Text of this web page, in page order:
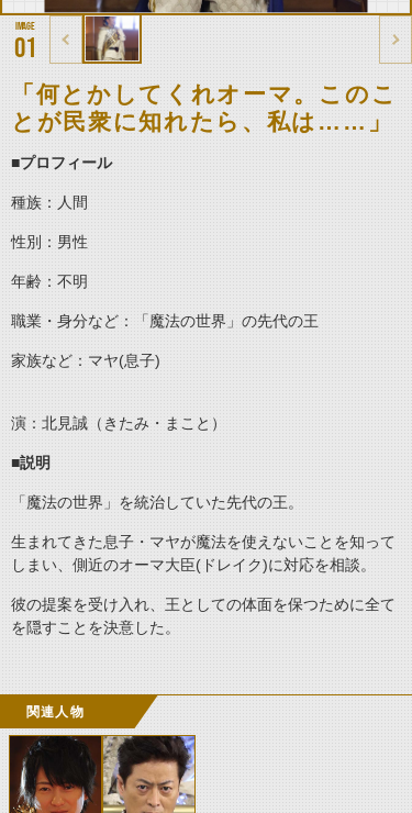
01
「何とかしてくれオーマ。このこ
とが民衆に知れたら、私は……」
■プロフィール
種族：人間
性別：男性
年齢：不明
職業・身分など：「魔法の世界」の先代の王
家族など：マヤ(息子)
演：北見誠（きたみ・まこと）
■説明
「魔法の世界」を統治していた先代の王。
生まれてきた息子・マヤが魔法を使えないことを知って
しまい、側近のオーマ大臣(ドレイク)に対応を相談。
彼の提案を受け入れ、王としての体面を保つために全て
を隠すことを決意した。
関連人物